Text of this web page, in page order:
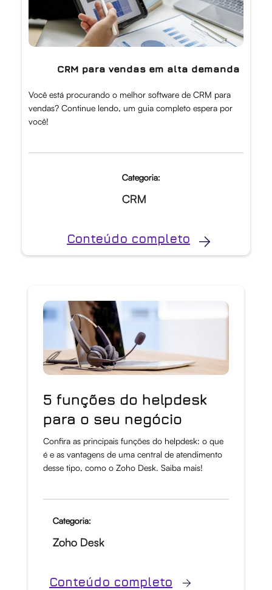
CRM para vendas em alta demanda
Você está procurando o melhor software de CRM para
vendas? Continue lendo, um guia completo espera por
você!
Categoria:
CRM
Conteúdo completo
5 funções do helpdesk
para o seu negócio
Confira as principais funções do helpdesk: o que
é e as vantagens de uma central de atendimento
desse tipo, como o Zoho Desk. Saiba mais!
Categoria:
Zoho Desk
Conteúdo completo